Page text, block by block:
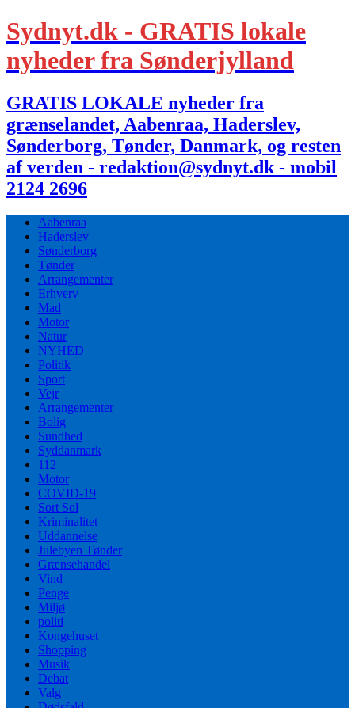
Sydnyt.dk - GRATIS lokale
nyheder fra Sønderjylland
GRATIS LOKALE nyheder fra
grænselandet, Aabenraa, Haderslev,
Sønderborg, Tønder, Danmark, og resten
af verden - redaktion@sydnyt.dk - mobil
2124 2696
Aabenraa
Haderslev
Sønderborg
Tønder
Arrangementer
Erhverv
Mad
Motor
Natur
NYHED
Politik
Sport
Vejr
Arrangementer
Bolig
Sundhed
Syddanmark
112
Motor
COVID-19
Sort Sol
Kriminalitet
Uddannelse
Julebyen Tønder
Grænsehandel
Vind
Penge
Miljø
politi
Kongehuset
Shopping
Musik
Debat
Valg